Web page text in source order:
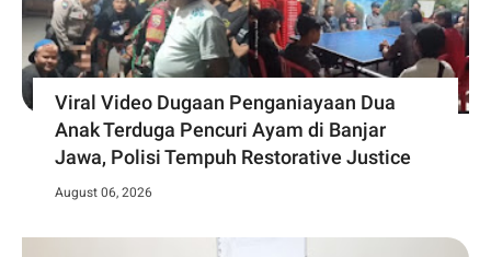
Viral Video Dugaan Penganiayaan Dua
Anak Terduga Pencuri Ayam di Banjar
Jawa, Polisi Tempuh Restorative Justice
August 06, 2026